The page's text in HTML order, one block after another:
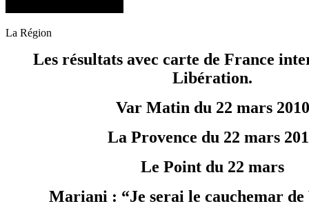
La Région
Les résultats avec carte de France
Libération.
Var Matin du 22 mars 2010
La Provence du 22 mars
Le Point du 22 mars
Mariani : “Je serai le cauchemar de